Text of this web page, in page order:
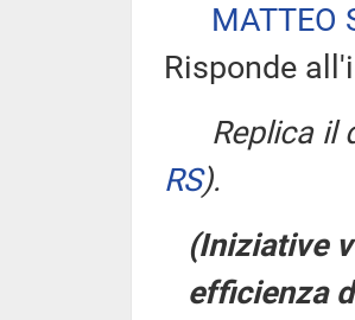
MATTEO
Risponde
Replica il
RS).
(Iniziative
efficienza